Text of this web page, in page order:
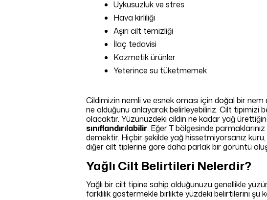
Uykusuzluk ve stres
Hava kirliliği
Aşırı cilt temizliği
İlaç tedavisi
Kozmetik ürünler
Yeterince su tüketmemek
Cildimizin nemli ve esnek oması için doğal bir nem
ne olduğunu anlayarak belirleyebiliriz. Cilt tipimizi
olacaktır. Yüzünüzdeki cildin ne kadar yağ
sınıflandırılabilir. Eğer T bölgesinde
demektir. Hiçbir şekilde yağ hissetmiyorsanız
diğer cilt tiplerine göre daha parlak bir görüntü
Yağlı Cilt Belirtileri Nelerdir?
Yağlı bir cilt tipine sahip olduğunuzu genellikle
farklılık göstermekle birlikte yüzdeki belirtilerini şu